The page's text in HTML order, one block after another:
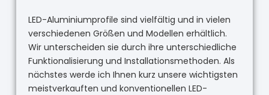
LED-Aluminiumprofile sind vielfältig und in vielen
verschiedenen Größen und Modellen erhältlich.
Wir unterscheiden sie durch ihre unterschiedliche
Funktionalisierung und Installationsmethoden. Als
nächstes werde ich Ihnen kurz unsere wichtigsten
meistverkauften und konventionellen LED-